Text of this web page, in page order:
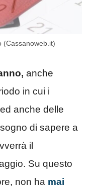
(Cassanoweb.it)
anche
in cui i
anche delle
di sapere a
il
Su questo
non ha mai